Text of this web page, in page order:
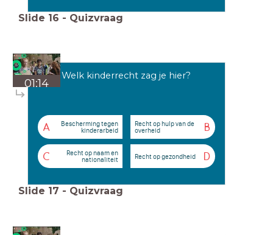
Slide 16 - Quizvraag
01:14
Welk kinderrecht zag je hier?
A
Bescherming tegen
kinderarbeid
B
Recht op hulp van de
overheid
C
Recht op naam en
nationaliteit
D
Recht op gezondheid
Slide 17 - Quizvraag